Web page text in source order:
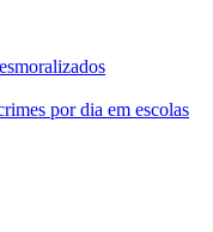
por dia em escolas